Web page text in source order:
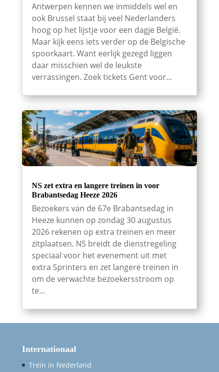
Antwerpen kennen we inmiddels wel en
ook Brussel staat bij veel Nederlanders
hoog op het lijstje voor een dagje België.
Maar kijk eens iets verder op de Belgische
spoorkaart. Want eerlijk gezegd liggen
daar misschien wel de leukste
verrassingen. Zoek tickets Gent voor...
NS zet extra en langere treinen in voor
Brabantsedag Heeze 2026
Bezoekers van de 67e Brabantsedag in
Heeze kunnen op zondag 30 augustus
2026 rekenen op extra treinen en meer
zitplaatsen. NS breidt de dienstregeling
speciaal voor het evenement uit met
extra Sprinters en zet langere treinen in
om de verwachte bezoekersstroom op
te...
Internationaal
Trein in Nederland